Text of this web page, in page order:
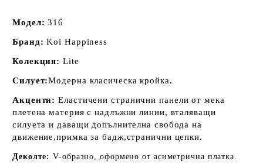
Модел: 316
Бранд:Koi Happiness
Колекция: Lite
Силует:Модерна класическа кройка.
Акценти: Еластичени странични панели от мека
плетена материя с надлъжни линии, вталяващи
силуета и даващи допълнителна свобода на
движение,примка за бадж,странични цепки.
Деколте:V-образно, оформено от асиметрична платка.